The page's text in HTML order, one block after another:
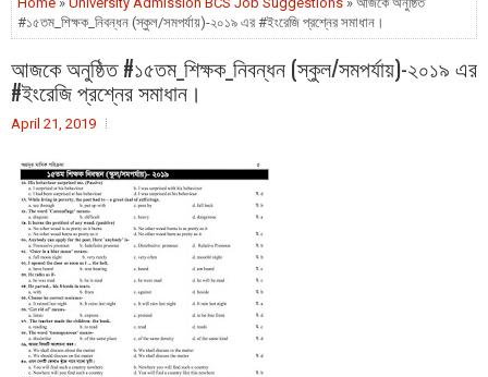
#১৫তম_শিক্ষক_নিবন্ধন (স্কুল/সমপর্যায়)-২০১৯ এর #ইংরেজি প্রশ্নের সমাধান।
আজকে অনুষ্ঠিত #১৫তম_শিক্ষক_নিবন্ধন (স্কুল/সমপর্যায়)-২০১৯ এর
#ইংরেজি প্রশ্নের সমাধান।
April 21, 2019